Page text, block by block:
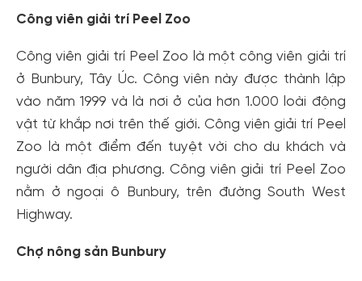
Công viên giải trí Peel Zoo
Công viên giải trí Peel Zoo là một công viên giải trí
ở Bunbury, Tây Úc. Công viên này được thành lập
vào năm 1999 và là nơi ở của hơn 1.000 loài động
vật từ khắp nơi trên thế giới. Công viên giải trí Peel
Zoo là một điểm đến tuyệt vời cho du khách và
người dân địa phương. Công viên giải trí Peel Zoo
nằm ở ngoại ô Bunbury, trên đường South West
Highway.
Chợ nông sản Bunbury